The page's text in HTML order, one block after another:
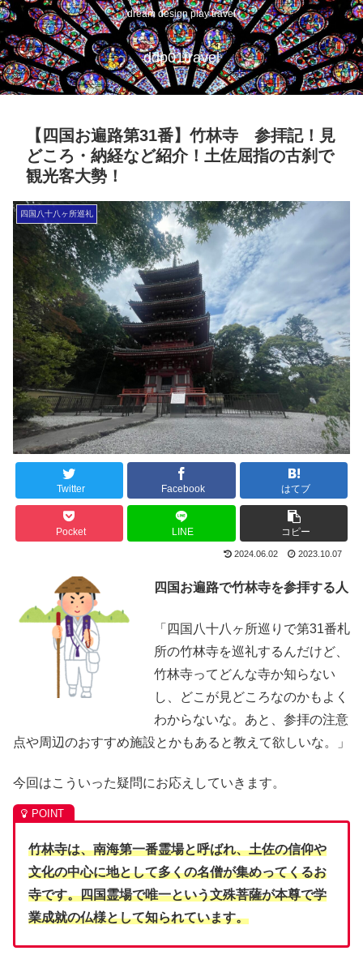
dream design play travel
ddp01travel
【四国お遍路第31番】竹林寺 参拝記！見
どころ・納経など紹介！土佐屈指の古刹で
観光客大勢！
四国八十八ヶ所巡礼
Twitter Facebook はてブ
Pocket LINE コピー
2024.06.02 2023.10.07
四国お遍路で竹林寺を参拝する人
「四国八十八ヶ所巡りで第31番札
所の竹林寺を巡礼するんだけど、
竹林寺ってどんな寺か知らない
し、どこが見どころなのかもよく
わからないな。あと、参拝の注意
点や周辺のおすすめ施設とかもあると教えて欲しいな。」
今回はこういった疑問にお応えしていきます。
竹林寺は、南海第一番霊場と呼ばれ、土佐の信仰や
文化の中心に地として多くの名僧が集めってくるお
寺です。四国霊場で唯一という文殊菩薩が本尊で学
業成就の仏様として知られています。